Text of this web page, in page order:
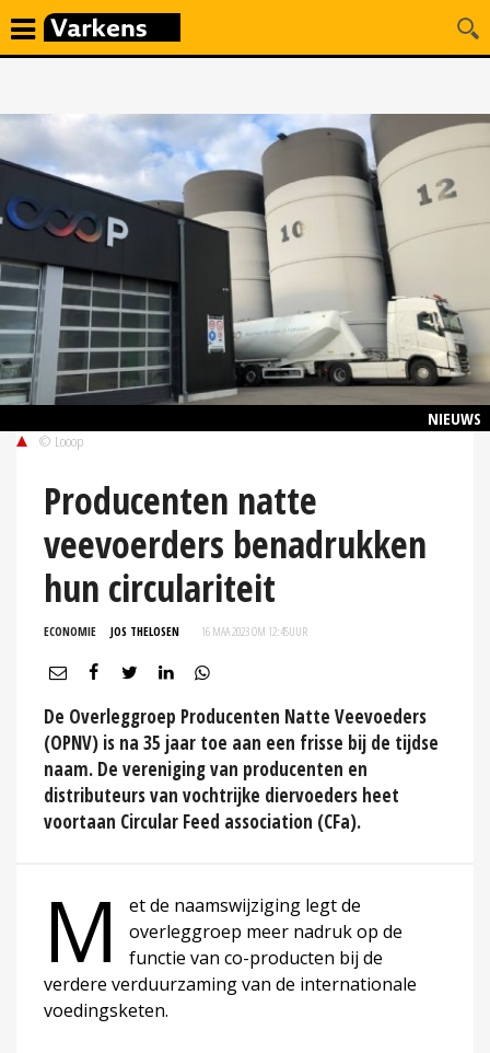
NIEUWS
© Looop
Producenten natte
veevoerders benadrukken
hun circulariteit
ECONOMIE JOS THELOSEN 16 MAA 2023 OM 12:45UUR
De Overleggroep Producenten Natte Veevoeders
(OPNV) is na 35 jaar toe aan een frisse bij de tijdse
naam. De vereniging van producenten en
distributeurs van vochtrijke diervoeders heet
voortaan Circular Feed association (CFa).
M
et de naamswijziging legt de
overleggroep meer nadruk op de
functie van co-producten bij de
verdere verduurzaming van de internationale
voedingsketen.